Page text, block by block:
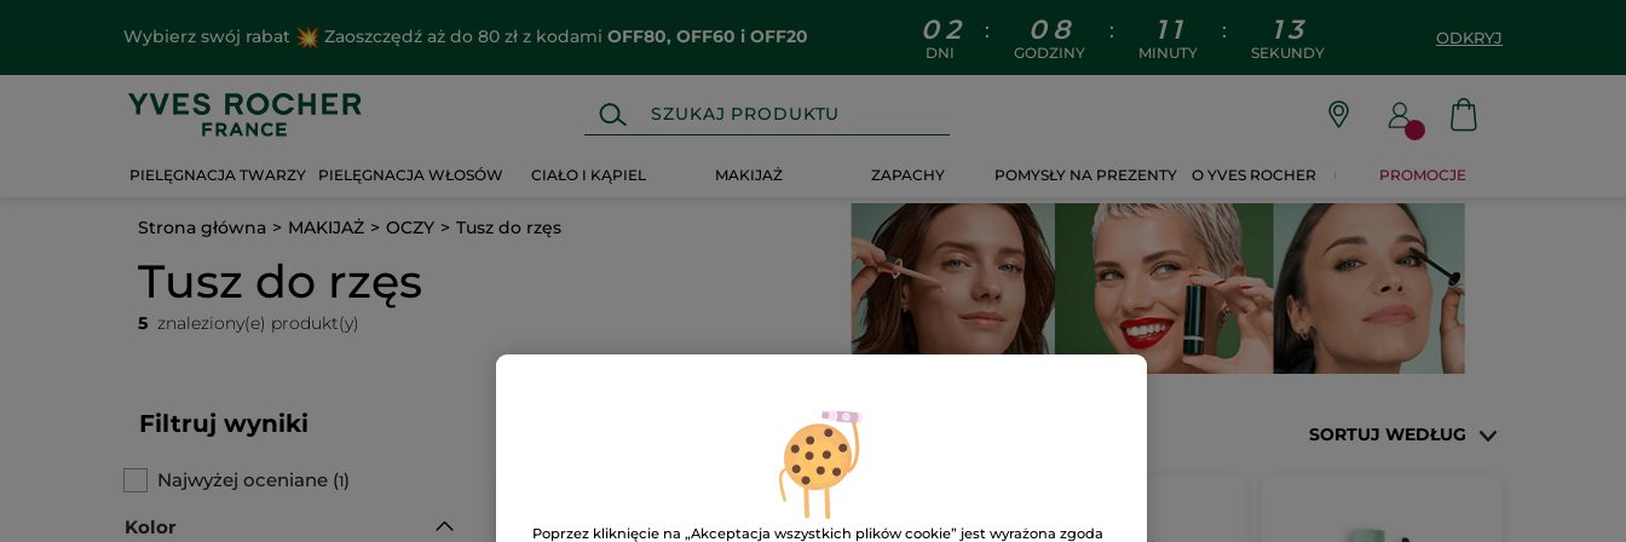
Wybierz swój rabat Zaoszczędź aż do 80 zł z kodami OFF80, OFF60 i OFF20 0 2
DNI
: 0 8
GODZINY
: 1 1
MINUTY
: 12
SEKUNDY
ODKRYJ
PIELĘGNACJA TWARZY PIELĘGNACJA WŁOSÓW CIAŁO I KĄPIEL MAKIJAŻ ZAPACHY POMYSŁY NA PREZENTY O YVES ROCHER PROMOCJE
Strona główna MAKIJAŻ OCZY Tusz do rzęs
Tusz do rzęs
5 znaleziony(e) produkt(y)
Filtruj wyniki
Najwyżej oceniane (1)
Kolor
SORTUJ WEDŁUG
Poprzez kliknięcie na „Akceptacja wszystkich plików cookie” jest wyrażona zgoda